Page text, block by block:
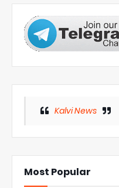
Kalvi News
Most Popular